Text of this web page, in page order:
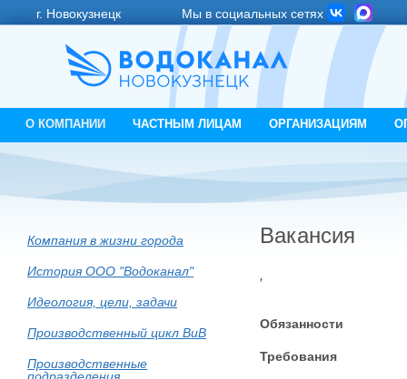
г. Новокузнецк Мы в социальных сетях
О КОМПАНИИ ЧАСТНЫМ ЛИЦАМ ОРГАНИЗАЦИЯМ
Компания в жизни города
История ООО "Водоканал"
Идеология, цели, задачи
Производственный цикл ВиВ
Производственные
Вакансия
,
Обязанности
Требования